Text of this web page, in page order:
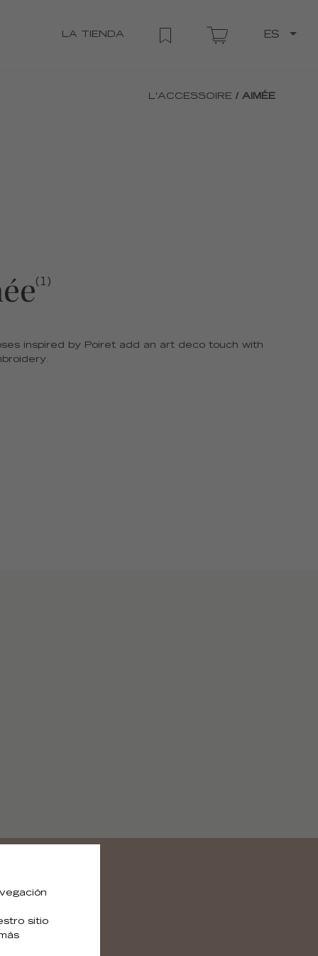
LA TIENDA ES
L'ACCESSOIRE / AIMÉE
(1)
inspired by Poiret add an art deco touch with
sitio